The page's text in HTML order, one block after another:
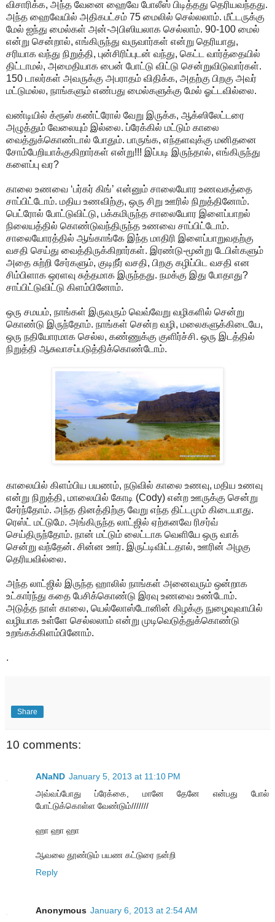
விசாரிக்க, அந்த வேனை ஹைவே போலீஸ் பிடித்தது தெரியவந்தது.
அந்த ஹைவேயில் அதிகபட்சம் 75 மைலில் செல்லலாம். மீட்டருக்கு
மேல் ஐந்து மைல்கள் அன்-அபிஸியலாக செல்லாம். 90-100 மைல்
என்று சென்றால், எங்கிருந்து வருவார்கள் என்று தெரியாது,
சரியாக வந்து நிறுத்தி, புன்சிரிப்புடன் வந்து, கெட்ட வார்த்தையில்
திட்டாமல், அமைதியாக பைன் போட்டு விட்டு சென்றுவிடுவார்கள்.
150 டாலர்கள் அவருக்கு அபராதம் விதிக்க, அதற்கு பிறகு அவர்
மட்டுமல்ல, நாங்களும் எண்பது மைல்களுக்கு மேல் ஓட்டவில்லை.
வண்டியில் க்ரூஸ் கண்ட்ரோல் வேறு இருக்க, ஆக்ஸிலேட்டரை
அழுத்தும் வேலையும் இல்லை. ப்ரேக்கில் மட்டும் காலை
வைத்துக்கொண்டால் போதும். பாருங்க, எந்தளவுக்கு மனிதனை
சோம்பேறியாக்குகிறார்கள் என்று!!! இப்படி இருந்தால், எங்கிருந்து
களைப்பு வர?
காலை உணவை ‘பர்கர் கிங்’ என்னும் சாலையோர உணவகத்தை
சாப்பிட்டோம். மதிய உணவிற்கு, ஒரு சிறு ஊரில் நிறுத்தினோம்.
பெட்ரோல் போட்டுவிட்டு, பக்கமிருந்த சாலையோர இளைப்பாறல்
நிலையத்தில் கொண்டுவந்திருந்த உணவை சாப்பிட்டோம்.
சாலையோரத்தில் ஆங்காங்கே இந்த மாதிரி இளைப்பாறுவதற்கு
வசதி செய்து வைத்திருக்கிறார்கள். இரண்டு-மூன்று டேபிள்களும்
அதை சுற்றி சேர்களும், குடிநீர் வசதி, பிறகு கழிப்பிட வசதி என
சிம்பிளாக ஒரளவு சுத்தமாக இருந்தது. நமக்கு இது போதாது?
சாப்பிட்டுவிட்டு கிளம்பினோம்.
ஒரு சமயம், நாங்கள் இருவரும் வெவ்வேறு வழிகளில் சென்று
கொண்டு இருந்தோம். நாங்கள் சென்ற வழி, மலைகளுக்கிடையே,
ஒரு நதியோரமாக செல்ல, கண்ணுக்கு குளிர்ச்சி. ஒரு இடத்தில்
நிறுத்தி ஆசுவாசப்படுத்திக்கொண்டோம்.
காலையில் கிளம்பிய பயணம், நடுவில் காலை உணவு, மதிய உணவு
என்று நிறுத்தி, மாலையில் கோடி (Cody) என்ற ஊருக்கு சென்று
சேர்ந்தோம். அந்த தினத்திற்கு வேறு எந்த திட்டமும் கிடையாது.
ரெஸ்ட் மட்டுமே. அங்கிருந்த லாட்ஜில் ஏற்கனவே ரிசர்வ்
செய்திருந்தோம். நான் மட்டும் லைட்டாக வெளியே ஒரு வாக்
சென்று வந்தேன். சின்ன ஊர். இருட்டிவிட்டதால், ஊரின் அழகு
தெரியவில்லை.
அந்த லாட்ஜில் இருந்த ஹாலில் நாங்கள் அனைவரும் ஒன்றாக
உட்கார்ந்து கதை பேசிக்கொண்டு இரவு உணவை உண்டோம்.
அடுத்த நாள் காலை, யெல்லோஸ்டோனின் கிழக்கு நுழைவுவாயில்
வழியாக உள்ளே செல்லலாம் என்று முடிவெடுத்துக்கொண்டு
உறங்கக்கிளம்பினோம்.
.
Share
10 comments:
ANaND January 5, 2013 at 11:10 PM
அவ்வப்போது ப்ரேக்கை, மானே தேனே என்பது போல்
போட்டுக்கொள்ள வேண்டும்///////
ஹா ஹா ஹா
ஆவலை தூண்டும் பயண கட்டுரை நன்றி
Reply
Anonymous January 6, 2013 at 2:54 AM